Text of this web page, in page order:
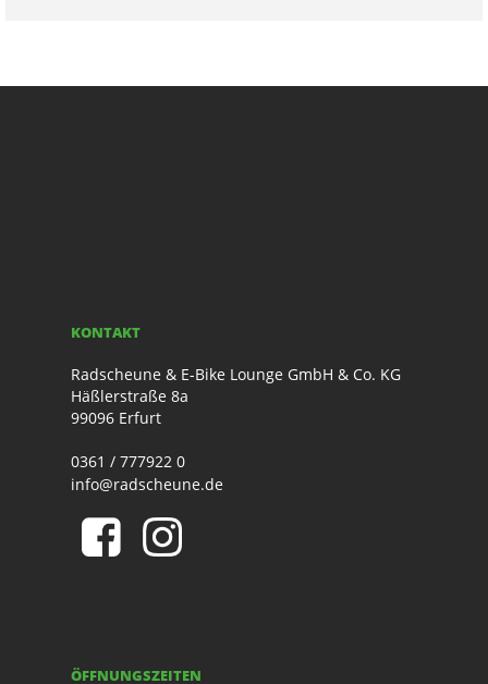
KONTAKT
Radscheune & E-Bike Lounge GmbH & Co. KG
Häßlerstraße 8a
99096 Erfurt
0361 / 777922 0
info@radscheune.de
ÖFFNUNGSZEITEN